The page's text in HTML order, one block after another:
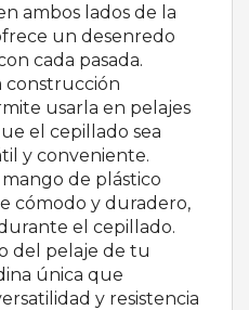
ambos lados de la
un desenredo
cada pasada.
construcción
usarla en pelajes
el cepillado sea
y conveniente.
de plástico
cómodo y duradero,
el cepillado.
del pelaje de tu
única que
y resistencia